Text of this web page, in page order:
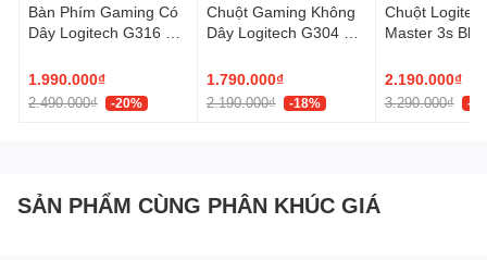
Bàn Phím Gaming Có
Dây Logitech G316 X
1.990.000₫
2.490.000₫ -20%
Chuột Gaming Không
Dây Logitech G304 X
LIGHTSPEED
1.790.000₫
2.190.000₫ -18%
Chuột
Master 3s
2.190.000₫
3.290.000₫ -
SẢN PHẨM CÙNG PHÂN KHÚC GIÁ